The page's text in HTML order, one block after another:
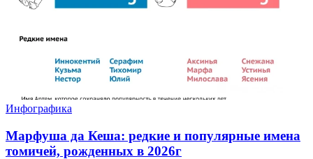
Инфографика
Марфуша да Кеша: редкие и популярные имена
томичей, рожденных в 2026г